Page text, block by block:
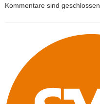
Kommentare sind geschlossen.